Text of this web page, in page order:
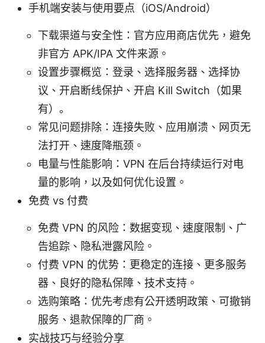
手机端安装与使用要点（iOS/Android）
下载渠道与安全性：官方应用商店优先，避免
非官方 APK/IPA 文件来源。
设置步骤概览：登录、选择服务器、选择协
议、开启断线保护、开启 Kill Switch（如果
有）。
常见问题排除：连接失败、应用崩溃、网页无
法打开、速度降瓶颈。
电量与性能影响：VPN 在后台持续运行对电
量的影响，以及如何优化设置。
免费 vs 付费
免费 VPN 的风险：数据变现、速度限制、广
告追踪、隐私泄露风险。
付费 VPN 的优势：更稳定的连接、更多服务
器、良好的隐私保障、技术支持。
选购策略：优先考虑有公开透明政策、可撤销
服务、退款保障的厂商。
实战技巧与经验分享